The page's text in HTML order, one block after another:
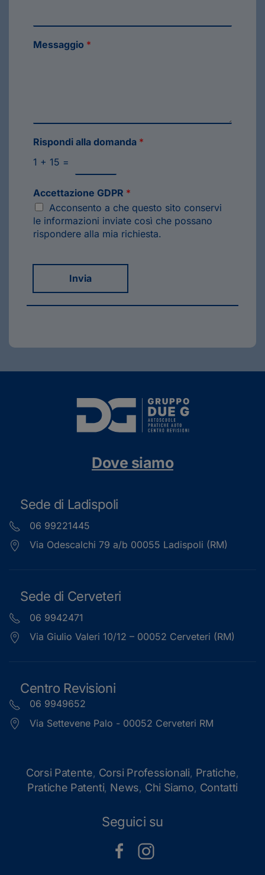
Messaggio *
Rispondi alla domanda *
1 + 15 =
Accettazione GDPR *
Acconsento a che questo sito conservi
le informazioni inviate così che possano
rispondere alla mia richiesta.
Invia
Dove siamo
Sede di Ladispoli
06 99221445
Via Odescalchi 79 a/b 00055 Ladispoli (RM)
Sede di Cerveteri
06 9942471
Via Giulio Valeri 10/12 – 00052 Cerveteri (RM)
Centro Revisioni
06 9949652
Via Settevene Palo - 00052 Cerveteri RM
Corsi Patente, Corsi Professionali, Pratiche,
Pratiche Patenti, News, Chi Siamo, Contatti
Seguici su